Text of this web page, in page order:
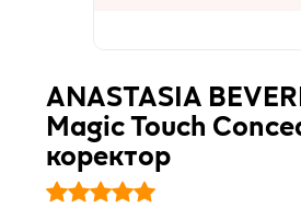
ANASTASIA
Magic Touch
коректор